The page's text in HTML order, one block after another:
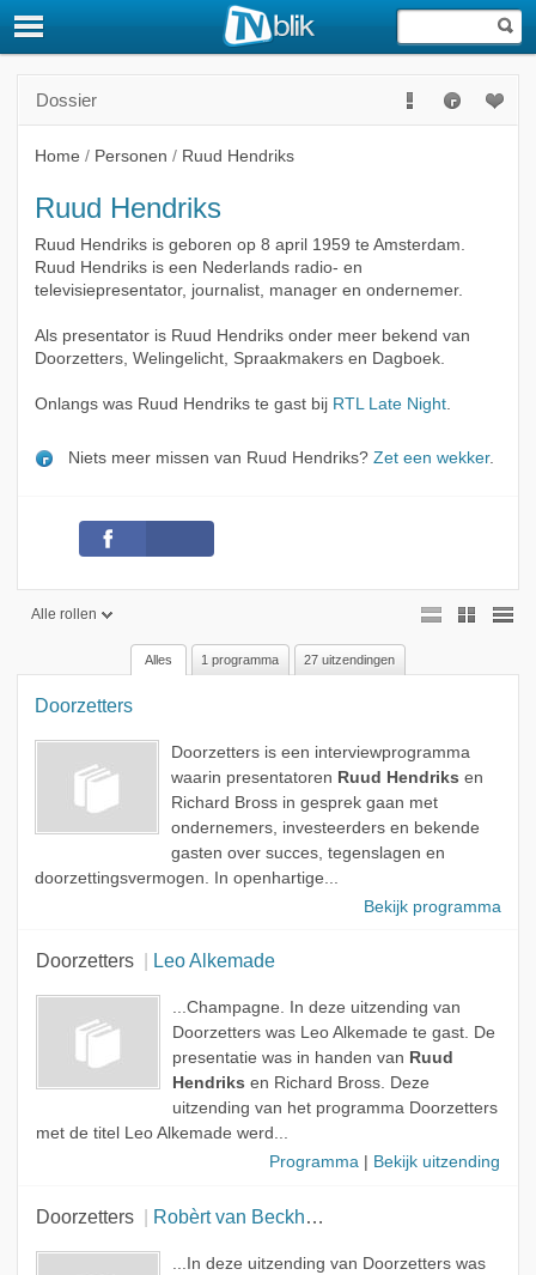
Dossier
Home / Personen / Ruud Hendriks
Ruud Hendriks
Ruud Hendriks is geboren op 8 april 1959 te Amsterdam.
Ruud Hendriks is een Nederlands radio- en
televisiepresentator, journalist, manager en ondernemer.
Als presentator is Ruud Hendriks onder meer bekend van
Doorzetters, Welingelicht, Spraakmakers en Dagboek.
Onlangs was Ruud Hendriks te gast bij RTL Late Night.
Niets meer missen van Ruud Hendriks? Zet een wekker.
Alle rollen
Alle rollen
Presentator
Alles 1 programma 27 uitzendingen
Doorzetters
Doorzetters is een interviewprogramma
waarin presentatoren Ruud Hendriks en
Richard Bross in gesprek gaan met
ondernemers, investeerders en bekende
gasten over succes, tegenslagen en
doorzettingsvermogen. In openhartige...
Bekijk programma
Doorzetters Leo Alkemade
...Champagne. In deze uitzending van
Doorzetters was Leo Alkemade te gast. De
presentatie was in handen van Ruud
Hendriks en Richard Bross. Deze
uitzending van het programma Doorzetters
met de titel Leo Alkemade werd...
Programma
Bekijk uitzending
Doorzetters Robèrt van Beckhoven
...In deze uitzending van Doorzetters was